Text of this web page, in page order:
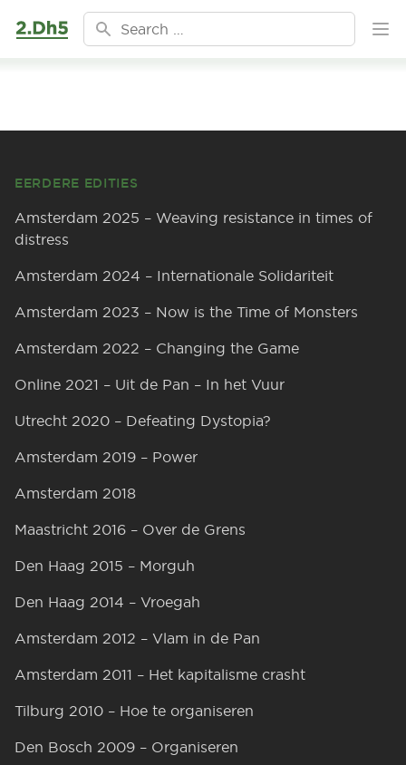
Ga naar de inhoud
Search for:
EERDERE EDITIES
Amsterdam 2025 – Weaving resistance in times of
distress
Amsterdam 2024 – Internationale Solidariteit
Amsterdam 2023 – Now is the Time of Monsters
Amsterdam 2022 – Changing the Game
Online 2021 – Uit de Pan – In het Vuur
Utrecht 2020 – Defeating Dystopia?
Amsterdam 2019 – Power
Amsterdam 2018
Maastricht 2016 – Over de Grens
Den Haag 2015 – Morguh
Den Haag 2014 – Vroegah
Amsterdam 2012 – Vlam in de Pan
Amsterdam 2011 – Het kapitalisme crasht
Tilburg 2010 – Hoe te organiseren
Den Bosch 2009 – Organiseren